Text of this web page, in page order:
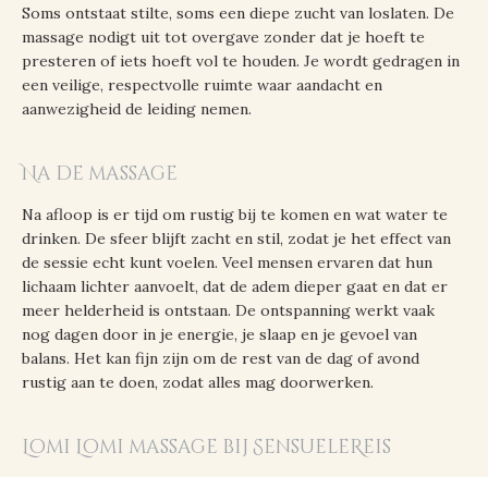
Soms ontstaat stilte, soms een diepe zucht van loslaten. De
massage nodigt uit tot overgave zonder dat je hoeft te
presteren of iets hoeft vol te houden. Je wordt gedragen in
een veilige, respectvolle ruimte waar aandacht en
aanwezigheid de leiding nemen.
Na de massage
Na afloop is er tijd om rustig bij te komen en wat water te
drinken. De sfeer blijft zacht en stil, zodat je het effect van
de sessie echt kunt voelen. Veel mensen ervaren dat hun
lichaam lichter aanvoelt, dat de adem dieper gaat en dat er
meer helderheid is ontstaan. De ontspanning werkt vaak
nog dagen door in je energie, je slaap en je gevoel van
balans. Het kan fijn zijn om de rest van de dag of avond
rustig aan te doen, zodat alles mag doorwerken.
Lomi Lomi massage bij SensueleReis